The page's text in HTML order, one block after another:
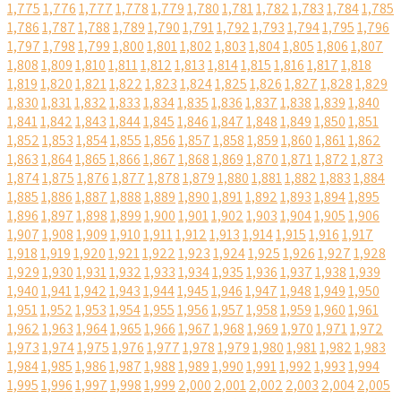
1,7751,7761,7771,7781,7791,7801,7811,7821,7831,7841,785
1,7861,7871,7881,7891,7901,7911,7921,7931,7941,7951,796
1,7971,7981,7991,8001,8011,8021,8031,8041,8051,8061,807
1,8081,8091,8101,8111,8121,8131,8141,8151,8161,8171,818
1,8191,8201,8211,8221,8231,8241,8251,8261,8271,8281,829
1,8301,8311,8321,8331,8341,8351,8361,8371,8381,8391,840
1,8411,8421,8431,8441,8451,8461,8471,8481,8491,8501,851
1,8521,8531,8541,8551,8561,8571,8581,8591,8601,8611,862
1,8631,8641,8651,8661,8671,8681,8691,8701,8711,8721,873
1,8741,8751,8761,8771,8781,8791,8801,8811,8821,8831,884
1,8851,8861,8871,8881,8891,8901,8911,8921,8931,8941,895
1,8961,8971,8981,8991,9001,9011,9021,9031,9041,9051,906
1,9071,9081,9091,9101,9111,9121,9131,9141,9151,9161,917
1,9181,9191,9201,9211,9221,9231,9241,9251,9261,9271,928
1,9291,9301,9311,9321,9331,9341,9351,9361,9371,9381,939
1,9401,9411,9421,9431,9441,9451,9461,9471,9481,9491,950
1,9511,9521,9531,9541,9551,9561,9571,9581,9591,9601,961
1,9621,9631,9641,9651,9661,9671,9681,9691,9701,9711,972
1,9731,9741,9751,9761,9771,9781,9791,9801,9811,9821,983
1,9841,9851,9861,9871,9881,9891,9901,9911,9921,9931,994
1,9951,9961,9971,9981,999 2,000 2,0012,002 2,003 2,0042,005